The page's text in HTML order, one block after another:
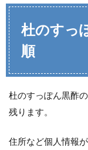
杜のすっ
順
杜のすっぽん黒酢
残ります。
住所など個人情報